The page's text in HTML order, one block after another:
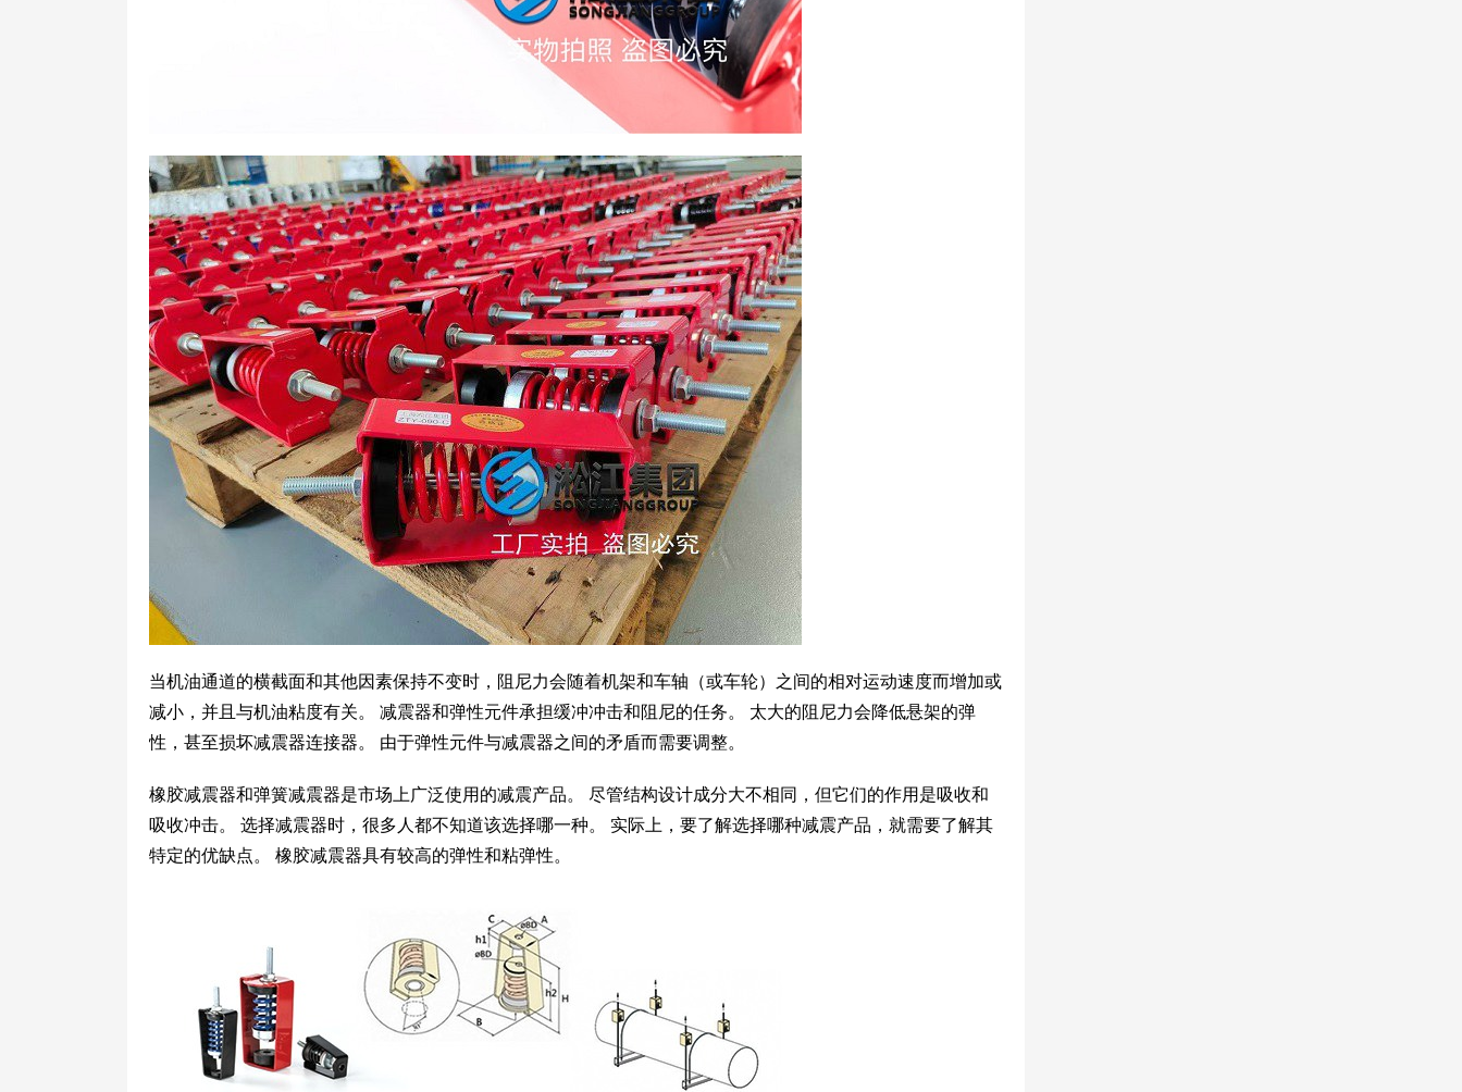
当机油通道的横截面和其他因素保持不变时，阻尼力会随着机架和车轴（或车轮）之间的相对运动速度而增加或
减小，并且与机油粘度有关。 减震器和弹性元件承担缓冲冲击和阻尼的任务。 太大的阻尼力会降低悬架的弹
性，甚至损坏减震器连接器。 由于弹性元件与减震器之间的矛盾而需要调整。
橡胶减震器和弹簧减震器是市场上广泛使用的减震产品。 尽管结构设计成分大不相同，但它们的作用是吸收和
吸收冲击。 选择减震器时，很多人都不知道该选择哪一种。 实际上，要了解选择哪种减震产品，就需要了解其
特定的优缺点。 橡胶减震器具有较高的弹性和粘弹性。